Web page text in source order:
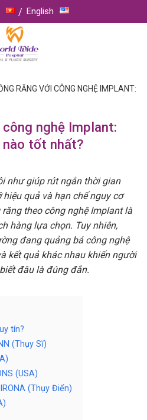
English
RĂNG VỚI CÔNG NGHỆ IMPLANT:
nghệ Implant:
nào tốt nhất?
như giúp rút ngắn thời gian
quả và hạn chế nguy cơ
theo công nghệ Implant là
hàng lựa chọn. Tuy nhiên,
đang quảng bá công nghệ
kết quả khác nhau khiến người
đâu là đúng đắn.
tín?
(Thụy Sĩ)
(USA)
(Thụy Điển)